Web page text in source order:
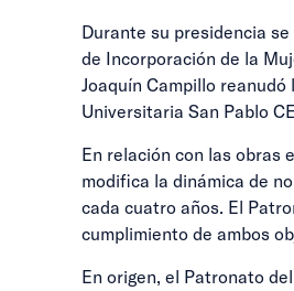
Durante su presidencia
de Incorporación de la
Joaquín Campillo reanudó
Universitaria San Pablo
En relación con las obras
modifica la dinámica de
cada cuatro años. El
cumplimiento de ambos
En origen, el Patronato